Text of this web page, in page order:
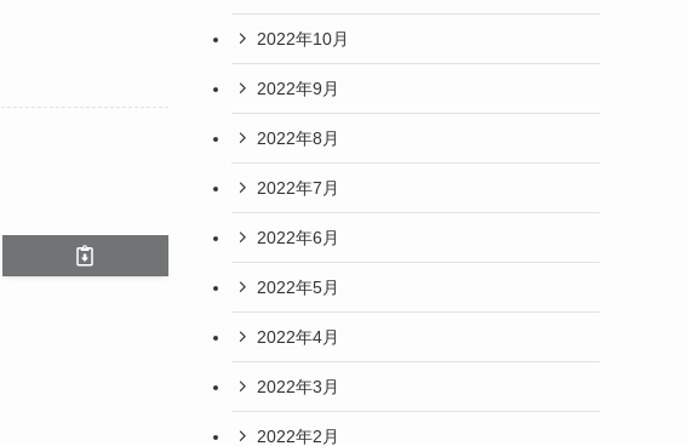
2022年10月
2022年9月
2022年8月
2022年7月
2022年6月
2022年5月
2022年4月
2022年3月
2022年2月